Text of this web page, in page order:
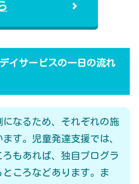
イサービスの一日の流れ
なるため、それぞれの施
す。児童発達支援では、
もあれば、独自プログラ
ころなどあります。ま